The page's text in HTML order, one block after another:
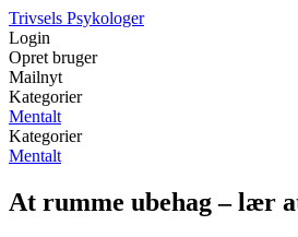
Trivsels Psykologer
Login
Opret bruger
Mailnyt
Kategorier
Mentalt
Kategorier
Mentalt
At rumme ubehag – lær